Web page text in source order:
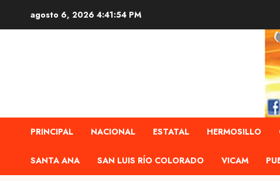
agosto 6, 2026 4:41:55 PM
PRINCIPAL NACIONAL ESTATAL HERMOSILLO
SANTA ANA SAN LUIS RÍO COLORADO VICAM